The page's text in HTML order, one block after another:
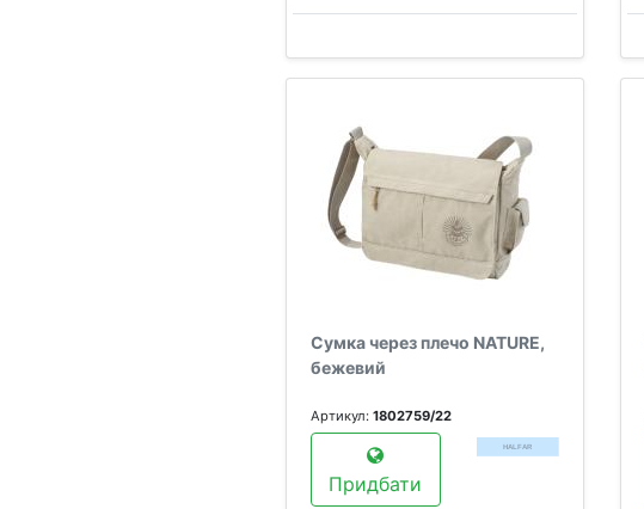
Сумка через плечо NATURE,
бежевий
Артикул: 1802759/22
Придбати